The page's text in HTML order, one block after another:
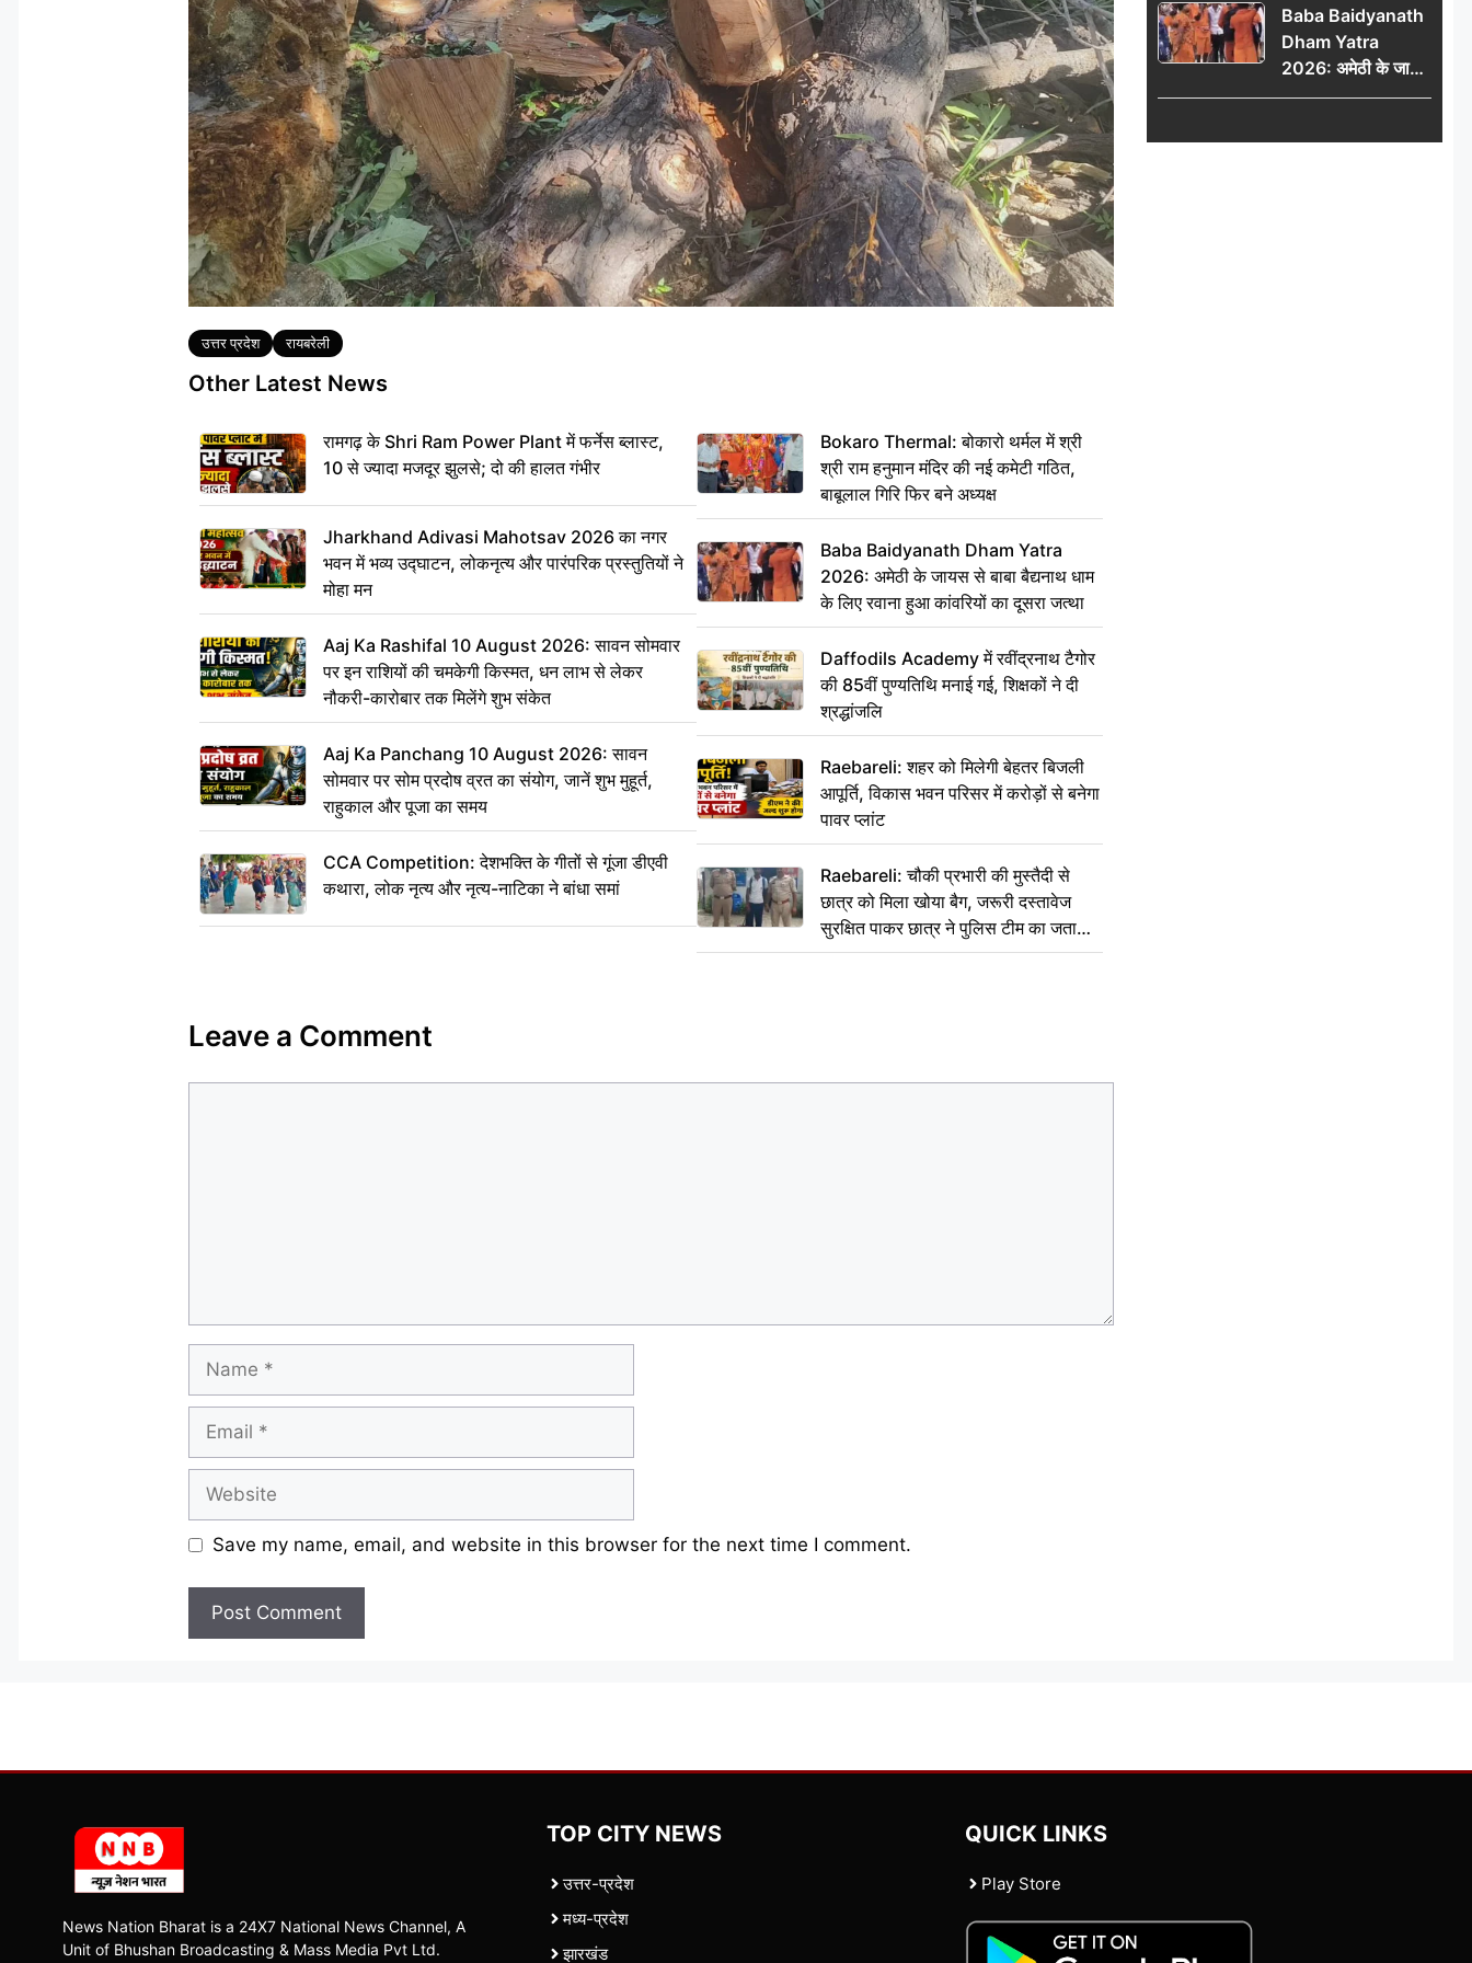
Tags
उत्तर प्रदेश रायबरेली
Other Latest News
रामगढ़ के Shri Ram Power Plant में फर्नेस ब्लास्ट,
10 से ज्यादा मजदूर झुलसे; दो की हालत गंभीर
Jharkhand Adivasi Mahotsav 2026 का नगर
भवन में भव्य उद्घाटन, लोकनृत्य और पारंपरिक प्रस्तुतियों ने
मोहा मन
Aaj Ka Rashifal 10 August 2026: सावन सोमवार
पर इन राशियों की चमकेगी किस्मत, धन लाभ से लेकर
नौकरी-कारोबार तक मिलेंगे शुभ संकेत
Aaj Ka Panchang 10 August 2026: सावन
सोमवार पर सोम प्रदोष व्रत का संयोग, जानें शुभ मुहूर्त,
राहुकाल और पूजा का समय
CCA Competition: देशभक्ति के गीतों से गूंजा डीएवी
कथारा, लोक नृत्य और नृत्य-नाटिका ने बांधा समां
Bokaro Thermal: बोकारो थर्मल में श्री
श्री राम हनुमान मंदिर की नई कमेटी गठित,
बाबूलाल गिरि फिर बने अध्यक्ष
Baba Baidyanath Dham Yatra
2026: अमेठी के जायस से बाबा बैद्यनाथ धाम
के लिए रवाना हुआ कांवरियों का दूसरा जत्था
Daffodils Academy में रवींद्रनाथ टैगोर
की 85वीं पुण्यतिथि मनाई गई, शिक्षकों ने दी
श्रद्धांजलि
Raebareli: शहर को मिलेगी बेहतर बिजली
आपूर्ति, विकास भवन परिसर में करोड़ों से बनेगा
पावर प्लांट
Raebareli: चौकी प्रभारी की मुस्तैदी से
छात्र को मिला खोया बैग, जरूरी दस्तावेज
सुरक्षित पाकर छात्र ने पुलिस टीम का जताया
आभार
Leave a Comment
Name
Email
Website
Save my name, email, and website in this browser for the next time I comment.
Baba Baidyanath
Dham Yatra
2026: अमेठी के जायस
से बाबा बैद्यनाथ धाम के
का दूसरा जत्था
News Nation Bharat is a 24X7 National News Channel, A
Unit of Bhushan Broadcasting & Mass Media Pvt Ltd.
TOP CITY NEWS
उत्तर-प्रदेश
मध्य-प्रदेश
झारखंड
QUICK LINKS
Play Store